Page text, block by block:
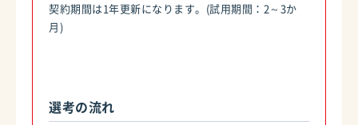
契約期間は1年更新になります。(試用期間：2～3か
月)
選考の流れ